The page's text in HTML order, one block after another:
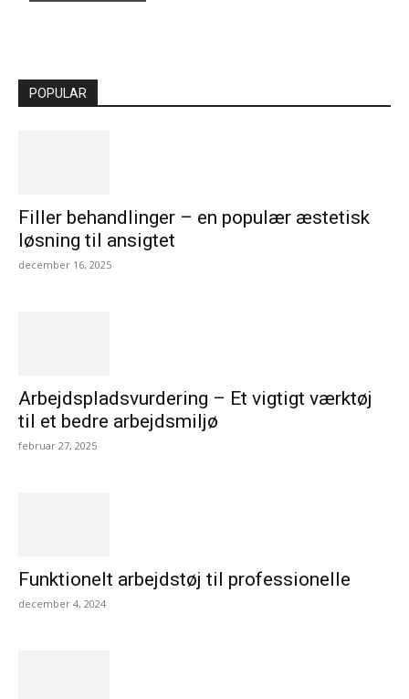
POPULAR
Filler behandlinger – en populær æstetisk
løsning til ansigtet
december 16, 2025
Arbejdspladsvurdering – Et vigtigt værktøj
til et bedre arbejdsmiljø
februar 27, 2025
Funktionelt arbejdstøj til professionelle
december 4, 2024